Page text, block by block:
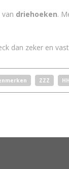
van driehoeken.
dan zeker en
ZZZ HH